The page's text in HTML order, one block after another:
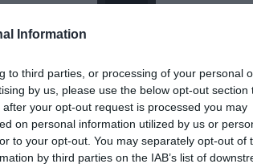
Information
to third parties, or processing of your personal
by us, please use the below opt-out section
your opt-out request is processed you may
on personal information utilized by us or
to your opt-out. You may separately opt-out of
by third parties on the IAB’s list of
Csatlakozz
Reklámozd a saját
Sorok Között
Nincs
komoly zavar
polgárokról
akkor
azt